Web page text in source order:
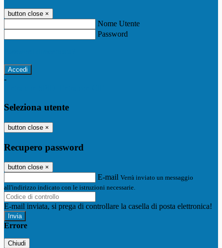
button close ×
Nome Utente
Password
-
Seleziona utente
button close ×
Recupero password
button close ×
E-mail Verrà inviato un messaggio
all'indirizzo indicato con le istruzioni necessarie.
E-mail inviata, si prega di controllare la casella di posta elettronica!
Errore
Chiudi